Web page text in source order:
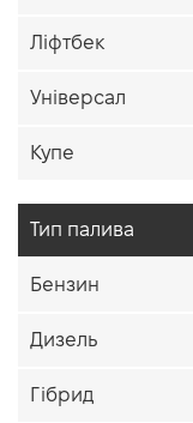
Ліфтбек
Універсал
Купе
Тип палива
Бензин
Дизель
Гібрид